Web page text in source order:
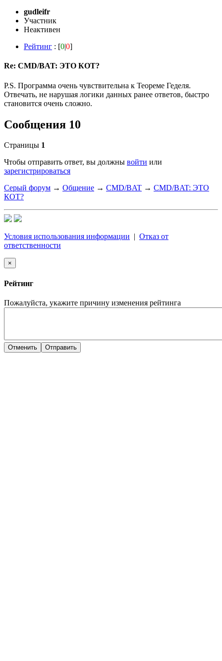
gudleifr
Участник
Неактивен
Рейтинг : [0|0]
Re: CMD/BAT: ЭТО КОТ?
P.S. Программа очень чувствительна к Теореме Геделя.
Отвечать, не нарушая логики данных ранее ответов, быстро
становится очень сложно.
Сообщения 10
Страницы 1
Чтобы отправить ответ, вы должны войти или
зарегистрироваться
Серый форум → Общение → CMD/BAT → CMD/BAT: ЭТО
КОТ?
Условия использования информации
Отказ от
ответственности
×
Рейтинг
Пожалуйста, укажите причину изменения рейтинга
Отменить Отправить